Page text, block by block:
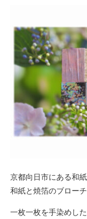
京都向日市にある和
和紙と焼箔のブローチ
一枚一枚を手染めし